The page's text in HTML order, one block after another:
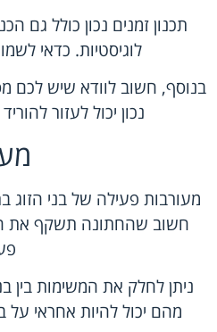
תכנון זמנים נכון כולל גם
לוגיסטיות. כדאי
בנוסף, חשוב לוודא שיש לכם
נכון יכול לעזור
מעורבות פעילה של בני הזוג
חשוב שהחתונה תשקף את
ניתן לחלק את המשימות בין
מהם יכול להיות אחראי